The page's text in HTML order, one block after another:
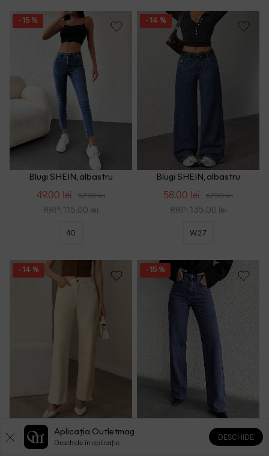
- 15 %
Blugi SHEIN, albastru
49.00 lei 57.50 lei
RRP: 115.00 lei
40
- 14 %
Blugi SHEIN, albastru
58.00 lei 67.50 lei
RRP: 135.00 lei
W27
- 14 %
Blugi SHEIN, crem
50.00 lei 58.00 lei
- 15 %
Blugi SHEIN, albastru
64.50 lei
Aplicația Outletmag
Deschide în aplicație
DESCHIDE